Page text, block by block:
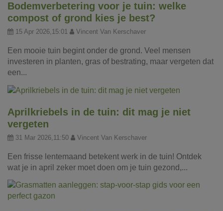
Bodemverbetering voor je tuin: welke
compost of grond kies je best?
15 Apr 2026,15:01 Vincent Van Kerschaver
Een mooie tuin begint onder de grond. Veel mensen
investeren in planten, gras of bestrating, maar vergeten dat
een...
Aprilkriebels in de tuin: dit mag je niet
vergeten
31 Mar 2026,11:50 Vincent Van Kerschaver
Een frisse lentemaand betekent werk in de tuin! Ontdek
wat je in april zeker moet doen om je tuin gezond,...